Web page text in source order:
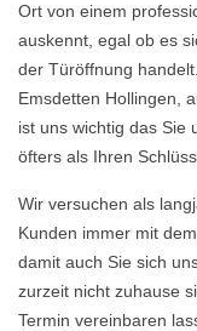
Ort von einem
auskennt, egal ob es
der Türöffnung
Emsdetten Hollingen,
ist uns wichtig das Sie
öfters als Ihren
Wir versuchen als
Kunden immer mit
damit auch Sie sich
zurzeit nicht zuhause
Termin vereinbaren